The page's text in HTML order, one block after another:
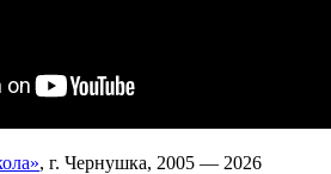
, г. Чернушка, 2005 — 2026